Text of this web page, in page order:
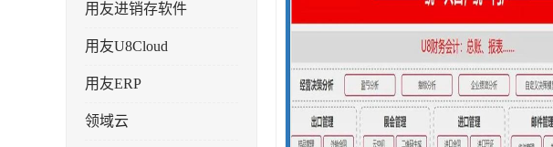
用友进销存软件
用友U8Cloud
用友ERP
领域云